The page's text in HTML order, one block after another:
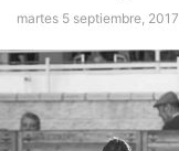
martes 5 septiembre, 2017